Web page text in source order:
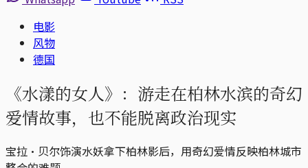
电影
风物
德国
《水漾的女人》：游走在柏林水滨的奇幻
爱情故事，也不能脱离政治现实
宝拉·贝尔饰演水妖拿下柏林影后，用奇幻爱情反映柏林城市